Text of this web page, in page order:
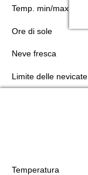
Temp. min/max
Ore di sole
Neve fresca
Limite delle nevicate
Temperatura